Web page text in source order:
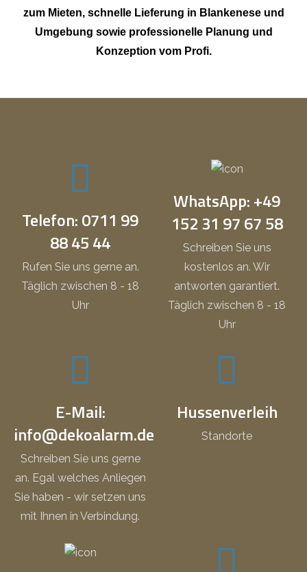
zum Mieten, schnelle Lieferung in Blankenese und
Umgebung sowie professionelle Planung und
Konzeption vom Profi.
Telefon: 0711 99
88 45 44
Rufen Sie uns gerne an.
Täglich zwischen 8 - 18
Uhr
WhatsApp: +49
152 31 97 67 58
Schreiben Sie uns
kostenlos an. Wir
antworten garantiert.
Täglich zwischen 8 - 18
Uhr
E-Mail:
info@dekoalarm.de
Schreiben Sie uns gerne
an. Egal welches Anliegen
Sie haben - wir setzen uns
mit Ihnen in Verbindung.
Hussenverleih
Standorte